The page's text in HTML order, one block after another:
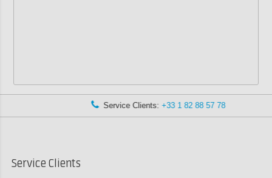
Service Clients:+33 1 82 88 57 78
Service Clients